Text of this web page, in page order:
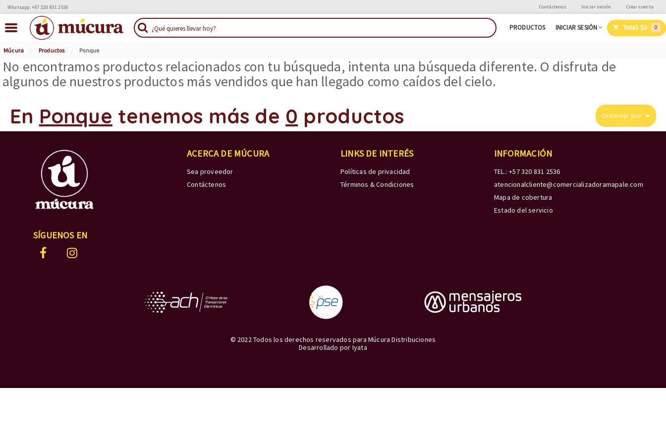
Whatsapp: +57 320 831 2536 Contáctenos Iniciar sesión Crear cuenta
PRODUCTOS INICIAR SESIÓN Total:$0 0
Múcura Productos Ponque
No encontramos productos relacionados con tu búsqueda, intenta una búsqueda diferente. O disfruta de
algunos de nuestros productos más vendidos que han llegado como caídos del cielo.
En Ponque tenemos más de 0 productos Ordernar por
SÍGUENOS EN
ACERCA DE MÚCURA
Sea proveedor
Contáctenos
LINKS DE INTERÉS
Políticas de privacidad
Términos & Condiciones
INFORMACIÓN
TEL.: +57 320 831 2536
atencionalcliente@comercializadoramapale.com
Mapa de cobertura
Estado del servicio
© 2022 Todos los derechos reservados para Múcura Distribuciones
Desarrollado por Iyata